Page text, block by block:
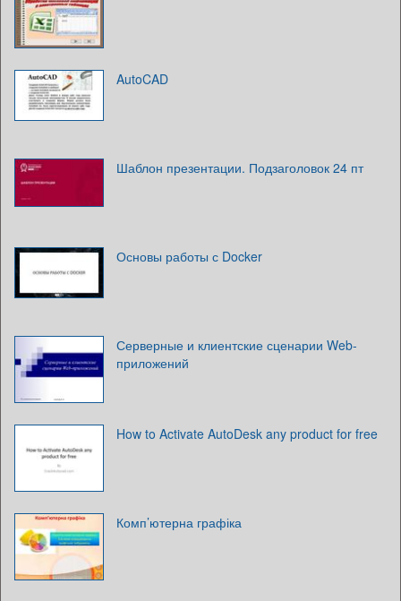
AutoCAD
Шаблон презентации. Подзаголовок 24 пт
Основы работы с Docker
Серверные и клиентские сценарии Web-
приложений
How to Activate AutoDesk any product for free
Комп’ютерна графіка